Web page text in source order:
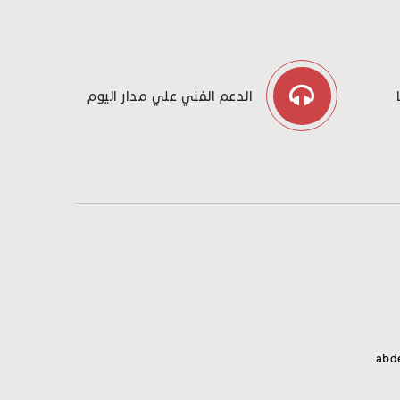
الدعم الفني علي مدار اليوم